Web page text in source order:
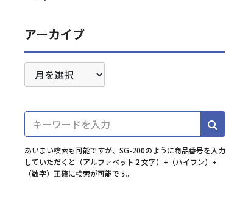
アーカイブ
あいまい検索も可能ですが、SG-200のように商品番号を入力
していただくと（アルファベット２文字）+（ハイフン）+
（数字）正確に検索が可能です。